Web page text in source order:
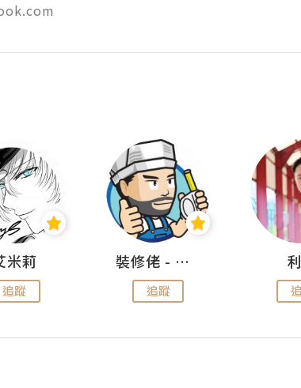
米莉
追蹤
裝修佬 - 香港一站式網上裝修平台
追蹤